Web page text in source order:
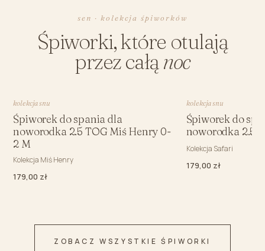
sen · kolekcja śpiworków
Śpiworki, które otulają
przez całąnoc
kolekcja snu
Śpiworek do spania dla
noworodka 2.5 TOG Miś Henry 0-
2 M
Kolekcja Miś Henry
179,00 zł
kolekcja snu
Śpiworek do
noworodka 2.5
Kolekcja Safari
179,00 zł
ZOBACZ WSZYSTKIE ŚPIWORKI